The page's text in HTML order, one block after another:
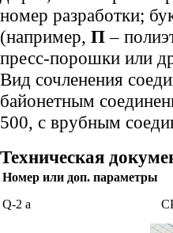
номер разработки;
(например, П –
пресс-порошки или
Вид сочленения
байонетным
500, с врубным
Техническая
Номер или доп. параметры
Q-2 а